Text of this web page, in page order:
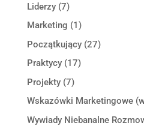
Liderzy(7)
Marketing (1)
Początkujący(27)
Praktycy(17)
Projekty(7)
Wskazówki Marketingowe
Wywiady Niebanalne